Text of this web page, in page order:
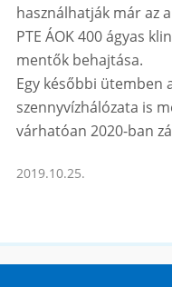
használhatják már az
PTE ÁOK 400 ágyas
mentők behajtása.
Egy későbbi ütemben
szennyvízhálózata is
várhatóan 2020-ban
2019.10.25.